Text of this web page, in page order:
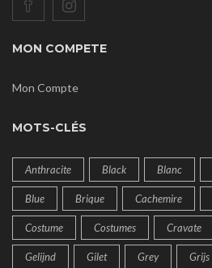
MON COMPETE
Mon Compte
MOTS-CLÉS
Anthracite Black Blanc
Blue Brique Cachemire
Costume Costumes Cravate
Gelijnd Gilet Grey Grijs